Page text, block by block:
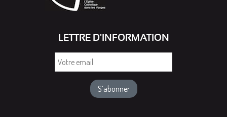
LETTRE D'INFORMATION